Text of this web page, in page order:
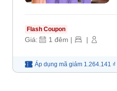
Flash Coupon
Giá: 1 đêm | |
Áp dụng mã giảm 1.264.141 ₫